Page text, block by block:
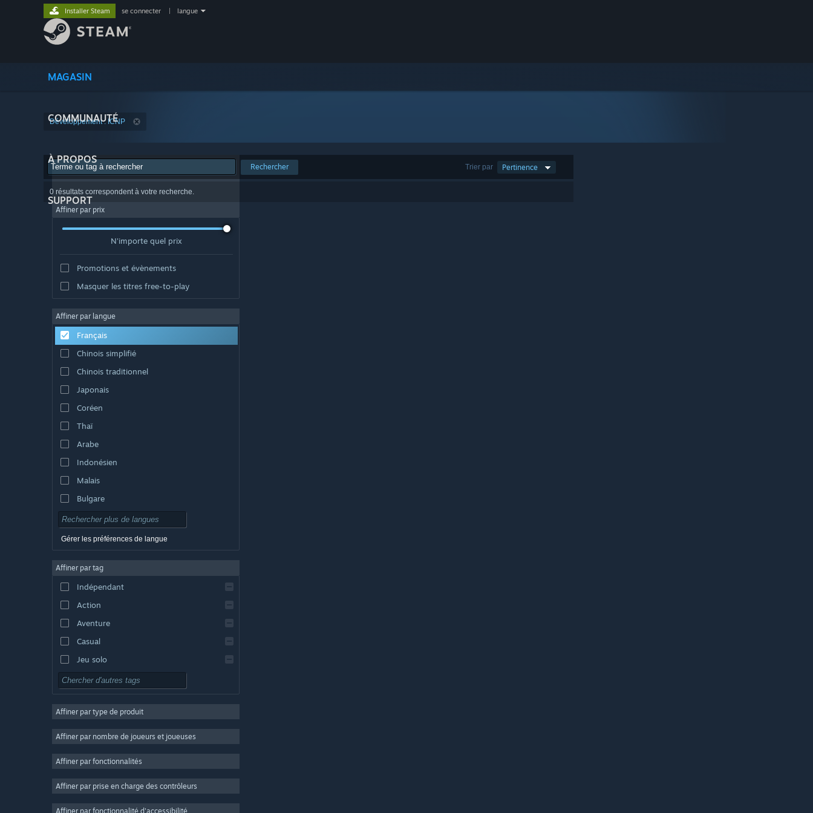
MAGASIN
COMMUNAUTÉ
À PROPOS
SUPPORT
Installer Steam se connecter langue
Développement : ICNP
Trier par Pertinence
Rechercher
0 résultats correspondent à votre recherche.
Affiner par prix
N'importe quel prix
Promotions et évènements
Masquer les titres free-to-play
Affiner par langue
Français
Chinois simplifié
Chinois traditionnel
Japonais
Coréen
Thaï
Arabe
Indonésien
Malais
Bulgare
Tchèque
Danois
Anglais
Espagnol - Espagne
Espagnol - Amérique latine
Gérer les préférences de langue
Affiner par tag
Indépendant
Action
Aventure
Casual
Jeu solo
Simulation
Stratégie
3D
Free-to-play
Affiner par type de produit
Affiner par nombre de joueurs et joueuses
Affiner par fonctionnalités
Affiner par prise en charge des contrôleurs
Affiner par fonctionnalité d'accessibilité